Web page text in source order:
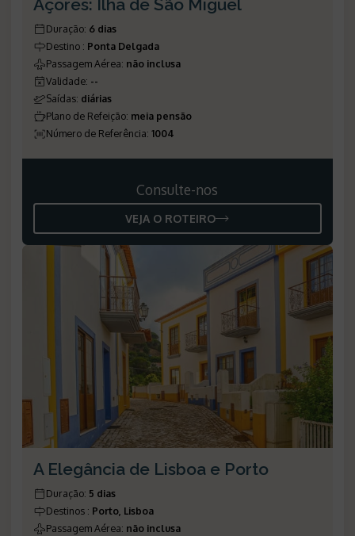
Açores: Ilha de São Miguel
Duração: 6 dias
Destino : Ponta Delgada
Passagem Aérea: não inclusa
Validade: --
Saídas: diárias
Plano de Refeição: meia pensão
Número de Referência: 1004
Consulte-nos
VEJA O ROTEIRO
A Elegância de Lisboa e Porto
Duração: 5 dias
Destinos : Porto, Lisboa
Passagem Aérea: não inclusa